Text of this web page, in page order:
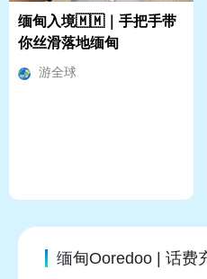
缅甸入境🇲🇲｜手把手带
你丝滑落地缅甸
游全球
缅甸Ooredoo | 话费